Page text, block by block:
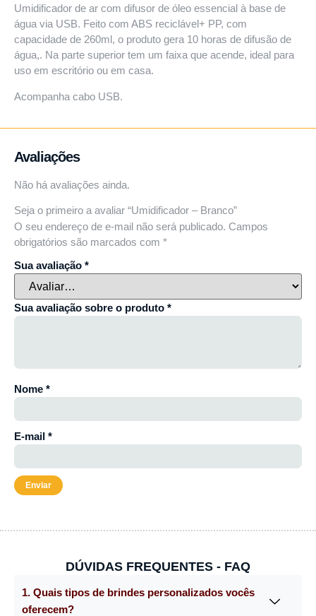
Umidificador de ar com difusor de óleo essencial à base de
água via USB. Feito com ABS reciclável+ PP, com
capacidade de 260ml, o produto gera 10 horas de difusão de
água,. Na parte superior tem um faixa que acende, ideal para
uso em escritório ou em casa.
Acompanha cabo USB.
Avaliações
Não há avaliações ainda.
Seja o primeiro a avaliar “Umidificador – Branco”
O seu endereço de e-mail não será publicado. Campos
obrigatórios são marcados com *
Sua avaliação *
Sua avaliação sobre o produto *
Nome *
E-mail *
DÚVIDAS FREQUENTES - FAQ
1. Quais tipos de brindes personalizados vocês
oferecem?